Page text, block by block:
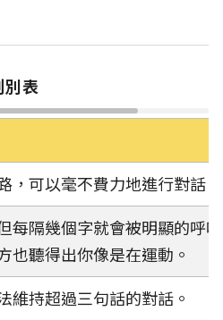
表
，可以毫不費力地進行對話。
每隔幾個字就會被明顯的呼
也聽得出你像是在運動。
維持超過三句話的對話。